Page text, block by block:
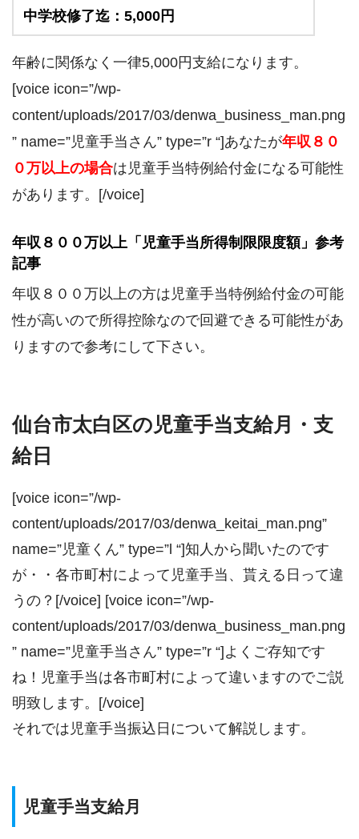
中学校修了迄：5,000円
年齢に関係なく一律5,000円支給になります。
[voice icon=”/wp-
content/uploads/2017/03/denwa_business_man.png
” name=”児童手当さん” type=”r “]あなたが年収８０
０万以上の場合は児童手当特例給付金になる可能性
があります。[/voice]
年収８００万以上「児童手当所得制限限度額」参考
記事
年収８００万以上の方は児童手当特例給付金の可能
性が高いので所得控除なので回避できる可能性があ
りますので参考にして下さい。
仙台市太白区の児童手当支給月・支
給日
[voice icon=”/wp-
content/uploads/2017/03/denwa_keitai_man.png”
name=”児童くん” type=”l “]知人から聞いたのです
が・・各市町村によって児童手当、貰える日って違
うの？[/voice] [voice icon=”/wp-
content/uploads/2017/03/denwa_business_man.png
” name=”児童手当さん” type=”r “]よくご存知です
ね！児童手当は各市町村によって違いますのでご説
明致します。[/voice]
それでは児童手当振込日について解説します。
児童手当支給月